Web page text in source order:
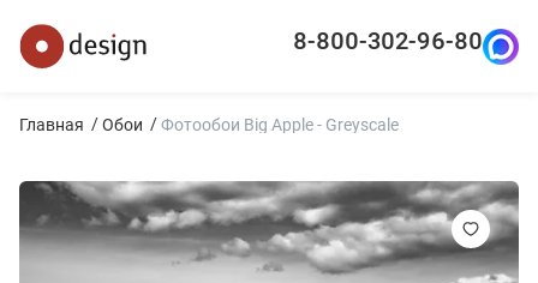
8-800-302-96-80
Главная Обои Фотообои Big Apple - Greyscale